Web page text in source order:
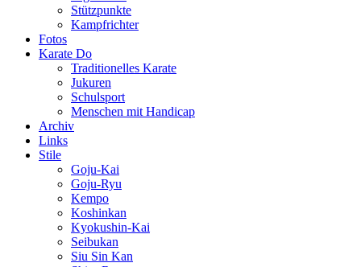
Stützpunkte
Kampfrichter
Fotos
Karate Do
Traditionelles Karate
Jukuren
Schulsport
Menschen mit Handicap
Archiv
Links
Stile
Goju-Kai
Goju-Ryu
Kempo
Koshinkan
Kyokushin-Kai
Seibukan
Siu Sin Kan